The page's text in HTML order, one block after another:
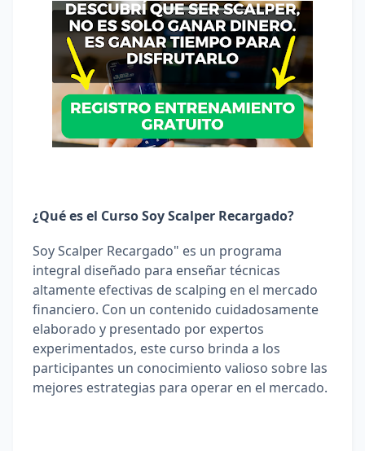
¿Qué es el Curso Soy Scalper Recargado?
Soy Scalper Recargado" es un programa
integral diseñado para enseñar técnicas
altamente efectivas de scalping en el mercado
financiero. Con un contenido cuidadosamente
elaborado y presentado por expertos
experimentados, este curso brinda a los
participantes un conocimiento valioso sobre las
mejores estrategias para operar en el mercado.